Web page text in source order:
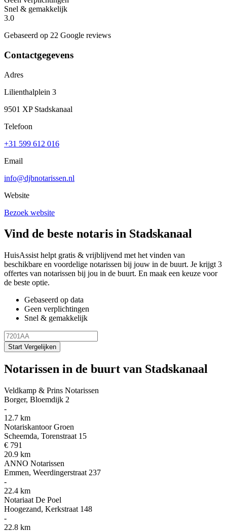
Snel & gemakkelijk
3.0
Gebaseerd op 22 Google reviews
Contactgegevens
Adres
Lilienthalplein 3
9501 XP Stadskanaal
Telefoon
+31 599 612 016
Email
info@djbnotarissen.nl
Website
Bezoek website
Vind de beste notaris in Stadskanaal
HuisAssist helpt gratis & vrijblijvend met het vinden van
beschikbare en voordelige notarissen bij jouw in de buurt. Je krijgt 3
offertes van notarissen bij jou in de buurt. En maak een keuze voor
de beste optie.
Gebaseerd op data
Geen verplichtingen
Snel & gemakkelijk
Start Vergelijken
Notarissen in de buurt van Stadskanaal
Veldkamp & Prins Notarissen
Borger, Bloemdijk 2
-
12.7 km
Notariskantoor Groen
Scheemda, Torenstraat 15
€ 791
20.9 km
ANNO Notarissen
Emmen, Weerdingerstraat 237
-
22.4 km
Notariaat De Poel
Hoogezand, Kerkstraat 148
-
22.8 km